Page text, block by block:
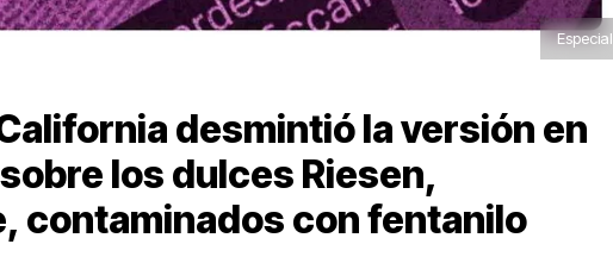
Especial
California desmintió la versión en
los dulces Riesen,
contaminados con fentanilo